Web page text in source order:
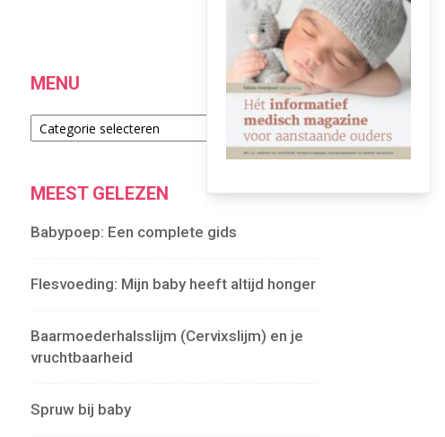
MENU
Menu
MEEST GELEZEN
Babypoep: Een complete gids
Flesvoeding: Mijn baby heeft altijd honger
Baarmoederhalsslijm (Cervixslijm) en je
vruchtbaarheid
Spruw bij baby